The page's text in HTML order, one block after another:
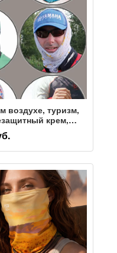
воздухе, туризм,
крем,
маска
для мужчин и